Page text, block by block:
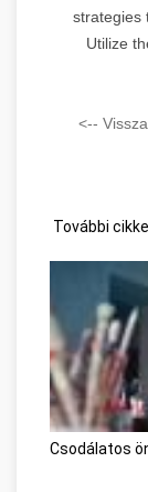
strategies
Utilize
<--
További
Csodálatos